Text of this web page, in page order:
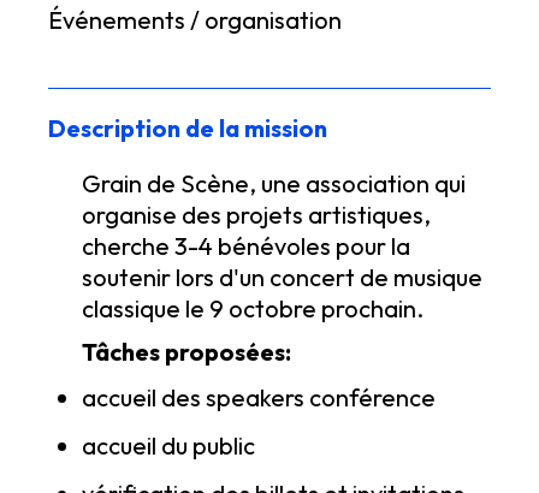
Événements / organisation
Description de la mission
Grain de Scène, une association qui
organise des projets artistiques,
cherche 3-4 bénévoles pour la
soutenir lors d'un concert de musique
classique le 9 octobre prochain.
Tâches proposées:
accueil des speakers conférence
accueil du public